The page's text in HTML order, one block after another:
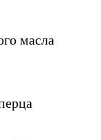
масла